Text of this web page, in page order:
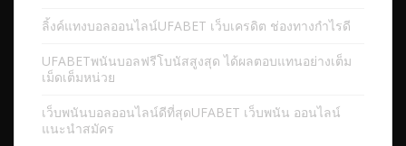
ลิ้งค์แทงบอลออนไลน์UFABET เว็บเครดิต ช่องทางกำไรดี
UFABETพนันบอลฟรีโบนัสสูงสุด ได้ผลตอบแทนอย่างเต็ม
เม็ดเต็มหน่วย
เว็บพนันบอลออนไลน์ดีที่สุดUFABET เว็บพนัน ออนไลน์
แนะนำสมัคร